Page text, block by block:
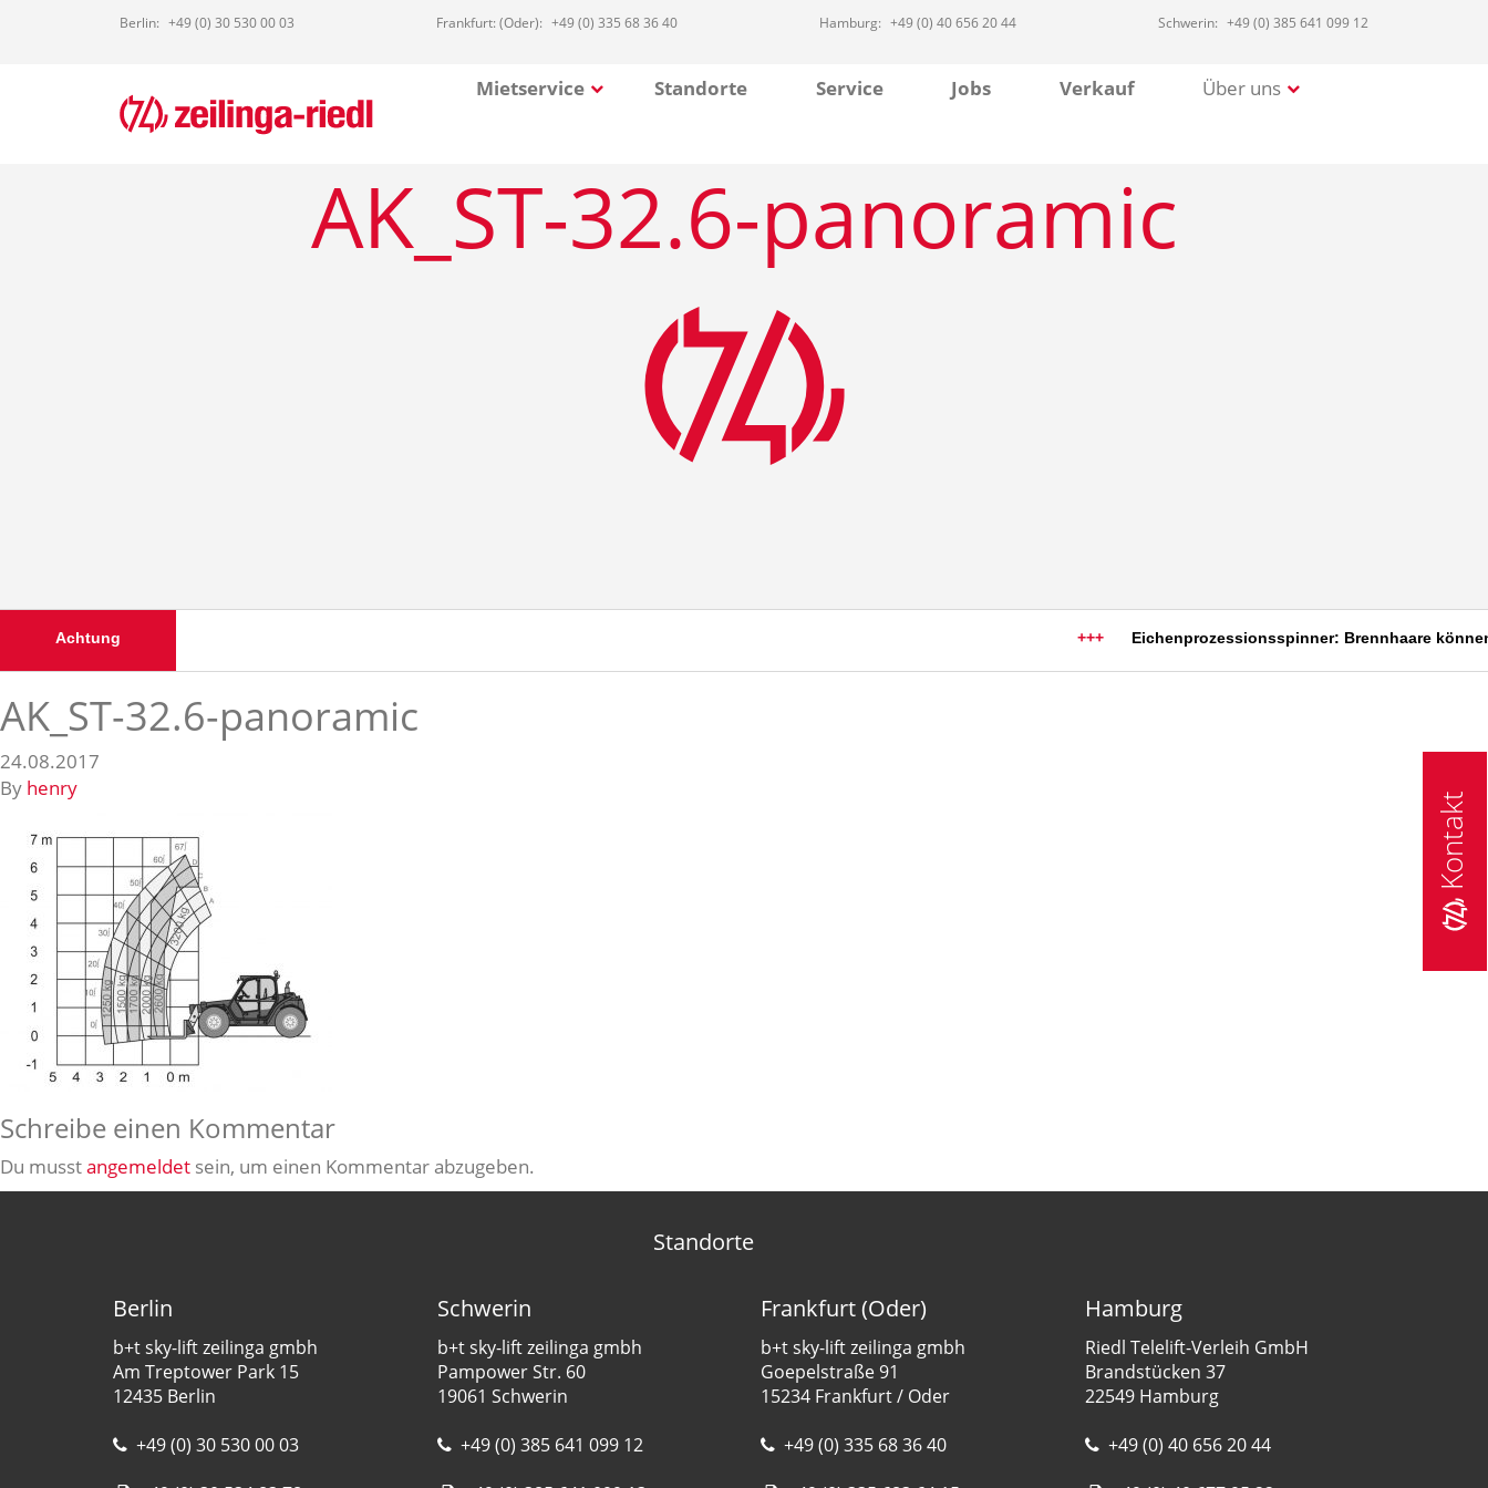
Berlin: +49 (0) 30 530 00 03 Frankfurt: (Oder): +49 (0) 335 68 36 40 Hamburg: +49 (0) 40 656 20 44 Schwerin: +49 (0) 385 641 099 12
Mietservice Standorte Service Jobs Verkauf Über uns
AK_ST-32.6-panoramic
+++ Eichenprozessionsspinner: Brennhaare
Achtung
AK_ST-32.6-panoramic
24.08.2017
By henry
Schreibe einen Kommentar
Du musstangemeldet sein, um einen Kommentar abzugeben.
Standorte
Berlin
b+t sky-lift zeilinga gmbh
Am Treptower Park 15
12435 Berlin
+49 (0) 30 530 00 03
Schwerin
b+t sky-lift zeilinga gmbh
Pampower Str. 60
19061 Schwerin
+49 (0) 385 641 099 12
Frankfurt (Oder)
b+t sky-lift zeilinga gmbh
Goepelstraße 91
15234 Frankfurt / Oder
+49 (0) 335 68 36 40
Hamburg
Riedl Telelift-Verleih GmbH
Brandstücken 37
22549 Hamburg
+49 (0) 40 656 20 44
Kontakt